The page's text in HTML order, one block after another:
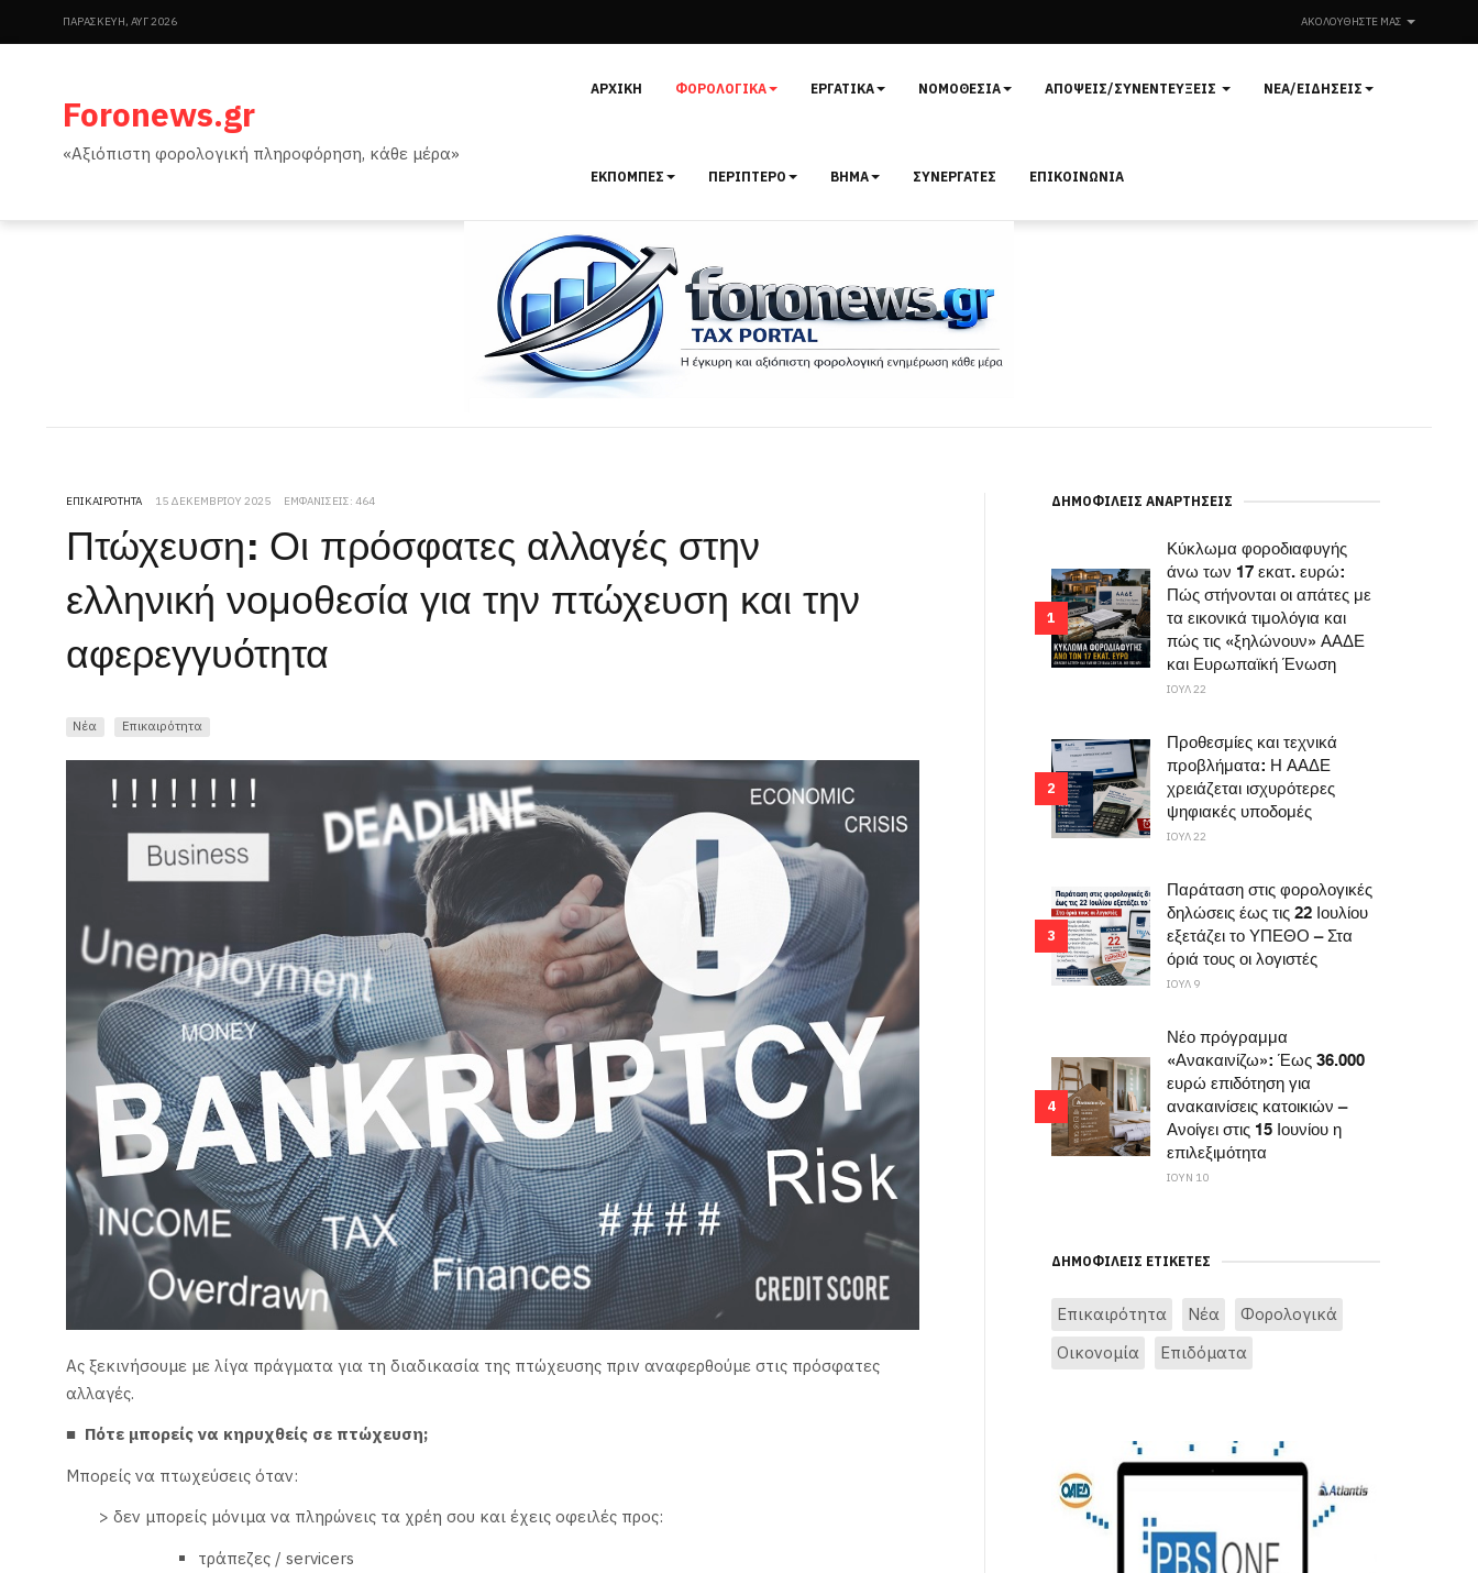
ΠΑΡΑΣΚΕΥΉ, ΑΥΓ 2026 ΑΚΟΛΟΥΘΉΣΤΕ ΜΑΣ
Foronews.gr
«Αξιόπιστη φορολογική πληροφόρηση, κάθε μέρα»
ΑΡΧΙΚΉ ΦΟΡΟΛΟΓΙΚΆ ΕΡΓΑΤΙΚΆ ΝΟΜΟΘΕΣΊΑ ΑΠΌΨΕΙΣ/ΣΥΝΕΝΤΕΎΞΕΙΣ ΝΈΑ/ΕΙΔΉΣΕΙΣ
ΕΚΠΟΜΠΈΣ ΠΕΡΊΠΤΕΡΟ ΒΉΜΑ ΣΥΝΕΡΓΆΤΕΣ ΕΠΙΚΟΙΝΩΝΊΑ
ΕΠΙΚΑΙΡΌΤΗΤΑ 15 ΔΕΚΕΜΒΡΊΟΥ 2025 ΕΜΦΑΝΊΣΕΙΣ: 464
Πτώχευση: Οι πρόσφατες αλλαγές στην
ελληνική νομοθεσία για την πτώχευση και την
αφερεγγυότητα
Νέα Επικαιρότητα
Ας ξεκινήσουμε με λίγα πράγματα για τη διαδικασία της πτώχευσης πριν αναφερθούμε στις πρόσφατες
αλλαγές.
■ Πότε μπορείς να κηρυχθείς σε πτώχευση;
Μπορείς να πτωχεύσεις όταν:
> δεν μπορείς μόνιμα να πληρώνεις τα χρέη σου και έχεις οφειλές προς:
τράπεζες / servicers
ΔΗΜΟΦΙΛΕΊΣ ΑΝΑΡΤΉΣΕΙΣ
1
Κύκλωμα φοροδιαφυγής
άνω των 17 εκατ. ευρώ:
Πώς στήνονται οι απάτες με
τα εικονικά τιμολόγια και
πώς τις «ξηλώνουν» ΑΑΔΕ
και Ευρωπαϊκή Ένωση
ΙΟΥΛ 22
2
Προθεσμίες και τεχνικά
προβλήματα: Η ΑΑΔΕ
χρειάζεται ισχυρότερες
ψηφιακές υποδομές
ΙΟΥΛ 22
3
Παράταση στις φορολογικές
δηλώσεις έως τις 22 Ιουλίου
εξετάζει το ΥΠΕΘΟ – Στα
όριά τους οι λογιστές
ΙΟΥΛ 9
4
Νέο πρόγραμμα
«Ανακαινίζω»: Έως 36.000
ευρώ επιδότηση για
ανακαινίσεις κατοικιών –
Ανοίγει στις 15 Ιουνίου η
επιλεξιμότητα
ΙΟΥΝ 10
ΔΗΜΟΦΙΛΕΊΣ ΕΤΙΚΈΤΕΣ
Επικαιρότητα Νέα
Φορολογικά
Οικονομία
Επιδόματα